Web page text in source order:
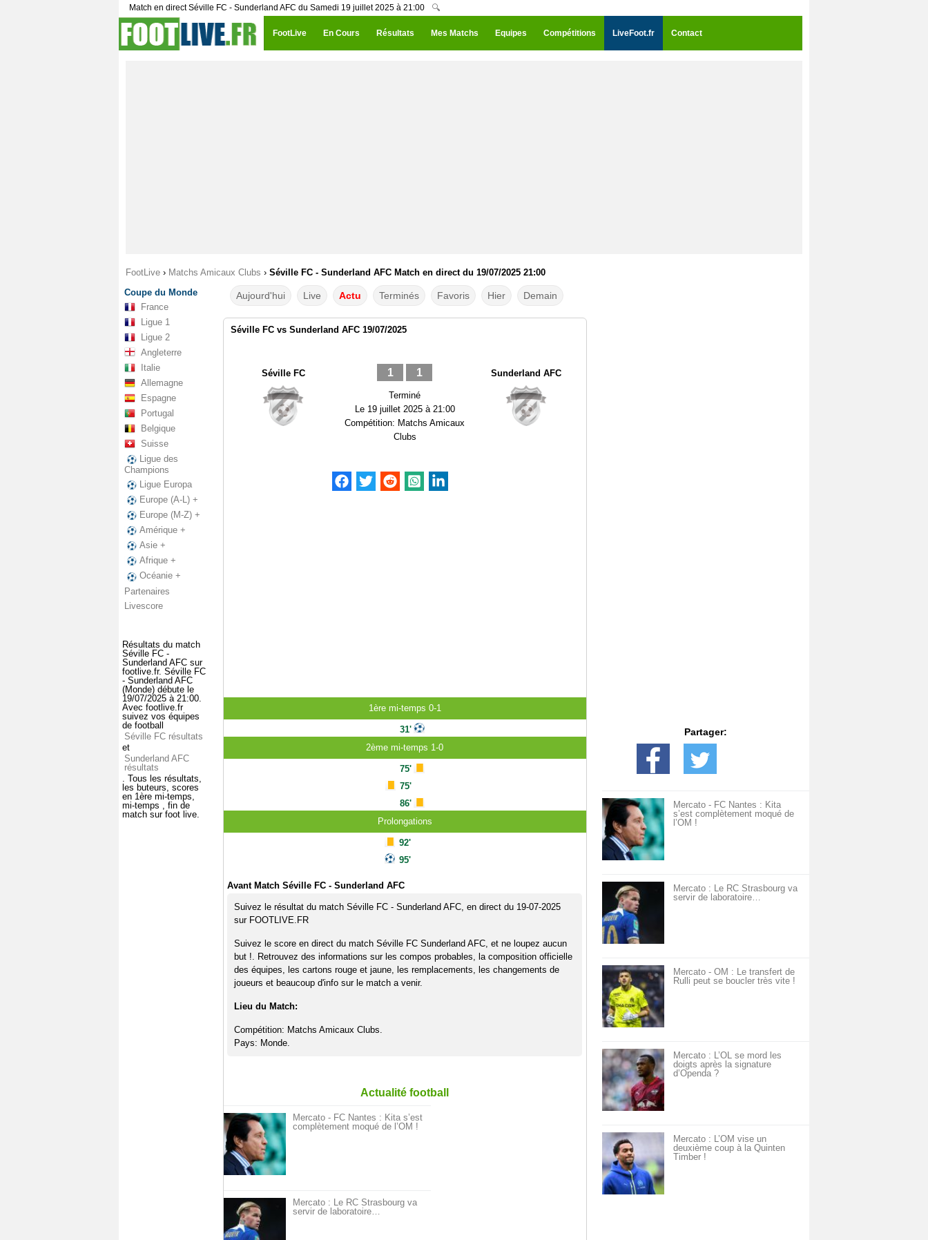
Match en direct Séville FC - Sunderland AFC du Samedi 19 juillet 2025 à 21:00 🔍
FootLive En Cours Résultats Mes Matchs Equipes Compétitions LiveFoot.fr Contact
FootLive › Matchs Amicaux Clubs › Séville FC - Sunderland AFC Match en direct du 19/07/2025 21:00
Coupe du Monde
France
Ligue 1
Ligue 2
Angleterre
Italie
Allemagne
Espagne
Portugal
Belgique
Suisse
Ligue des
Champions
Ligue Europa
Europe (A-L) +
Europe (M-Z) +
Amérique +
Asie +
Afrique +
Océanie +
Partenaires
Livescore
Résultats du match
Séville FC -
Sunderland AFC sur
footlive.fr. Séville FC
- Sunderland AFC
(Monde) débute le
19/07/2025 à 21:00.
Avec footlive.fr
suivez vos équipes
de football
Séville FC résultats
et
Sunderland AFC
résultats
. Tous les résultats,
les buteurs, scores
en 1ère mi-temps,
mi-temps , fin de
match sur foot live.
Aujourd'hui Live Actu Terminés Favoris Hier Demain
Séville FC vs Sunderland AFC 19/07/2025
Séville FC 1 1
Terminé
Le 19 juillet 2025 à 21:00
Compétition: Matchs Amicaux
Clubs
Sunderland AFC
1ère mi-temps 0-1
31'
2ème mi-temps 1-0
75'
75'
86'
Prolongations
92'
95'
Avant Match Séville FC - Sunderland AFC
Suivez le résultat du match Séville FC - Sunderland AFC, en direct du 19-07-2025
sur FOOTLIVE.FR
Suivez le score en direct du match Séville FC Sunderland AFC, et ne loupez aucun
but !. Retrouvez des informations sur les compos probables, la composition officielle
des équipes, les cartons rouge et jaune, les remplacements, les changements de
joueurs et beaucoup d'info sur le match a venir.
Lieu du Match:
Compétition: Matchs Amicaux Clubs.
Pays: Monde.
Actualité football
Mercato - FC Nantes : Kita s’est
complètement moqué de l’OM !
Mercato : Le RC Strasbourg va
servir de laboratoire…
Partager:
Mercato - FC Nantes : Kita
s’est complètement moqué de
l’OM !
Mercato : Le RC Strasbourg va
servir de laboratoire…
Mercato - OM : Le transfert de
Rulli peut se boucler très vite !
Mercato : L’OL se mord les
doigts après la signature
d’Openda ?
Mercato : L’OM vise un
deuxième coup à la Quinten
Timber !